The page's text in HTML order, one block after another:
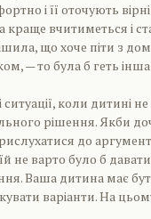
і її оточують
вчитиметься і
що хоче піти з
— то була б геть інша
ситуації, коли дитині
рішення. Якби
до
не варто було б
Ваша дитина має
варіанти. На